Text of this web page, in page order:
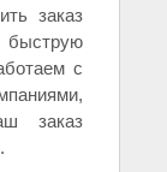
заказ
с
заказ